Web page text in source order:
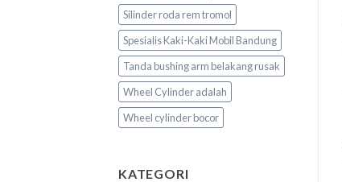
Silinder roda rem tromol
Spesialis Kaki-Kaki Mobil Bandung
Tanda bushing arm belakang rusak
Wheel Cylinder adalah
Wheel cylinder bocor
KATEGORI